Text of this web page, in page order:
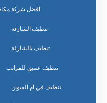
افضل شركة
تنظيف الشارقة
تنظيف بالشارقة
تنظيف عميق للمراتب
تنظيف في ام القيوين